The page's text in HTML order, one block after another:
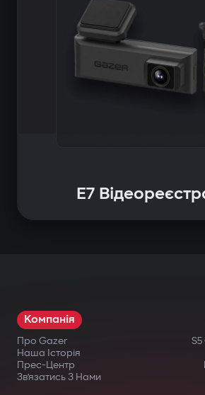
E7
Компанія
Про Gazer
Наша Історія
Прес-Центр
Зв’язатись З Нами